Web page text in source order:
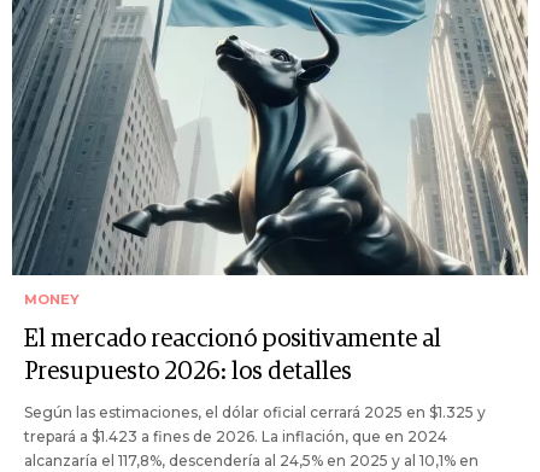
MONEY
El mercado reaccionó positivamente al
Presupuesto 2026: los detalles
Según las estimaciones, el dólar oficial cerrará 2025 en $1.325 y
trepará a $1.423 a fines de 2026. La inflación, que en 2024
alcanzaría el 117,8%, descendería al 24,5% en 2025 y al 10,1% en